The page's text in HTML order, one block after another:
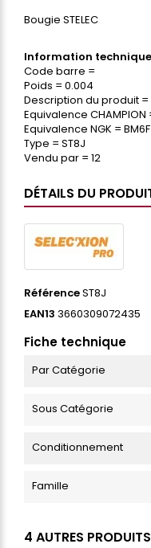
Bougie STELEC
Information technique
Code barre =
Poids = 0.004
Description du produit =
Equivalence CHAMPION
Equivalence NGK = BM6F
Type = ST8J
Vendu par = 12
DÉTAILS DU
RéférenceST8J
EAN13 3660309072435
Fiche technique
Par Catégorie
Sous Catégorie
Conditionnement
Famille
4 AUTRES